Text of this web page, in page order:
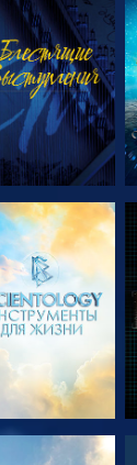
СМОТРЕТЬ
СМОТРЕТЬ
ПЕРЕДАЧИ